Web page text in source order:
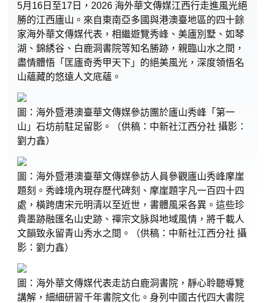
5月16日至17日，2026 海外華文傳媒江西行走進風光絕
勝的江西廬山。來自東南亞多國與港澳臺地區的四十餘
家海外華文傳媒代表，相繼遊覽秀峰、美廬別墅、如琴
湖、錦綉谷、白鹿洞書院等知名勝跡，親臨山水之間，
盡情體悟「匡廬奇秀甲天下」的絕美風光，深度領悟名
山蘊藏的悠遠人文底蘊。
圖：海外暨港澳臺華文傳媒參訪團於廬山秀峰「第一
山」石坊前駐足留影。（供稿：中新社江西分社 攝影：
劉力鑫）
圖：海外暨港澳臺華文傳媒參訪人員參觀廬山秀峰摩崖
題刻。秀峰境內現存歷代碑刻、摩崖題字凡一百四十四
處，橫跨唐宋元明清以至近世，書體風采各異。這些珍
貴墨跡融匯名山史跡、禪宗文脉與地域風情，將千載人
文韻致永留青山秀水之間。（供稿：中新社江西分社 攝
影：劉力鑫）
圖：海外華文傳媒代表走訪白鹿洞書院，靜心聆聽導覽
講解，細細研習千年書院文化。身列中國古代四大書院